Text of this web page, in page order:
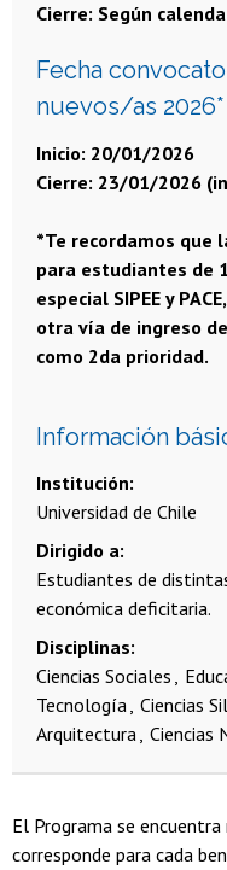
Cierre: Según
Fecha
nuevos/as 2026*
Inicio: 20/01/2026
Cierre: 23/01/2026
*Te recordamos que
para estudiantes de
especial SIPEE y
otra vía de ingreso
como 2da prioridad.
Información
Institución
Universidad de Chile
Dirigido a
Estudiantes de
económica deficitaria.
Disciplinas
Ciencias Sociales
Tecnología Ciencias
Arquitectura Ciencias
El Programa se
corresponde para cada